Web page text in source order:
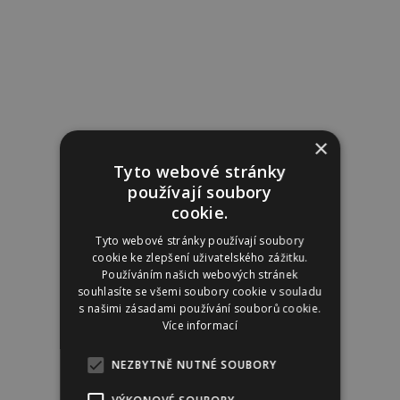
×
Tyto webové stránky
používají soubory
cookie.
Tyto webové stránky používají soubory
cookie ke zlepšení uživatelského zážitku.
Používáním našich webových stránek
souhlasíte se všemi soubory cookie v souladu
s našimi zásadami používání souborů cookie.
Více informací
NEZBYTNĚ NUTNÉ SOUBORY